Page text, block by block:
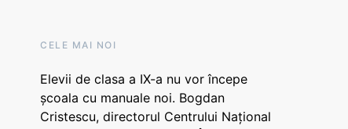
CELE MAI NOI
Elevii de clasa a IX-a nu vor începe
școala cu manuale noi. Bogdan
Cristescu, directorul Centrului Național